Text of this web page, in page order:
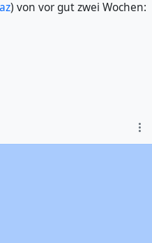
) von vor gut zwei Wochen: